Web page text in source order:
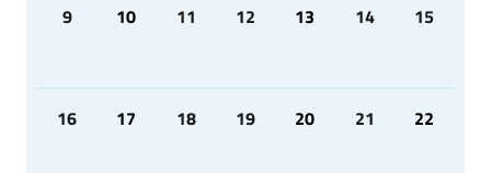
9 10 11 12 13 14 15
16 17 18 19 20 21 22